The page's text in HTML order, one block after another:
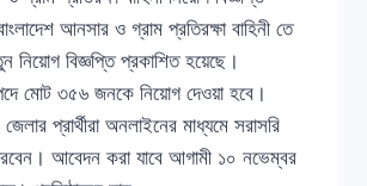
আনসার ও গ্রাম প্রতিরক্ষা বাহিনী তে
বিজ্ঞপ্তি প্রকাশিত হয়েছে।
মোট ৩৫৬ জনকে নিয়োগ দেওয়া হবে।
প্রার্থীরা অনলাইনের মাধ্যমে সরাসরি
আবেদন করা যাবে আগামী ১০ নভেম্বর